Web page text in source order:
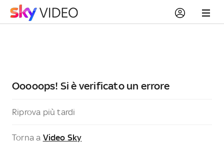
Ooooops! Si è verificato un errore
Riprova più tardi
Torna a Video Sky